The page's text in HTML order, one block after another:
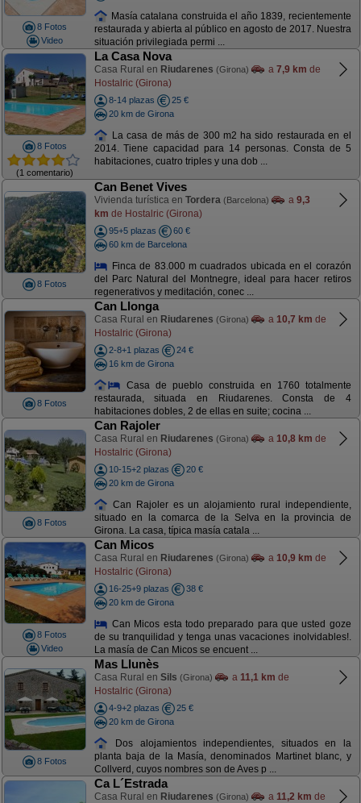
8 Fotos
Video
Masía catalana construida el año 1839, recientemente
restaurada y abierta al público en agosto de 2017. Nuestra
situación privilegiada permi ...
8 Fotos
(1 comentario)
La Casa Nova
Casa Rural en Riudarenes (Girona) a 7,9 km de
Hostalric (Girona)
8-14 plazas
25 €
20 km de Girona
La casa de más de 300 m2 ha sido restaurada en el
2014. Tiene capacidad para 14 personas. Consta de 5
habitaciones, cuatro triples y una dob ...
8 Fotos
Can Benet Vives
Vivienda turística en Tordera (Barcelona) a 9,3
km de Hostalric (Girona)
95+5 plazas
60 €
60 km de Barcelona
Finca de 83.000 m cuadrados ubicada en el corazón
del Parc Natural del Montnegre, ideal para hacer retiros
regenerativos y meditación, conec ...
8 Fotos
Can Llonga
Casa Rural en Riudarenes (Girona) a 10,7 km de
Hostalric (Girona)
2-8+1 plazas
24 €
16 km de Girona
Casa de pueblo construida en 1760 totalmente
restaurada, situada en Riudarenes. Consta de 4
habitaciones dobles, 2 de ellas en suite; cocina ...
8 Fotos
Can Rajoler
Casa Rural en Riudarenes (Girona) a 10,8 km de
Hostalric (Girona)
10-15+2 plazas
20 €
20 km de Girona
Can Rajoler es un alojamiento rural independiente,
situado en la comarca de la Selva en la provincia de
Girona. La casa, típica masía catala ...
8 Fotos
Video
Can Micos
Casa Rural en Riudarenes (Girona) a 10,9 km de
Hostalric (Girona)
16-25+9 plazas
38 €
20 km de Girona
Can Micos esta todo preparado para que usted goze
de su tranquilidad y tenga unas vacaciones inolvidables!.
La masía de Can Micos se encuent ...
8 Fotos
Mas Llunès
Casa Rural en Sils (Girona) a 11,1 km de
Hostalric (Girona)
4-9+2 plazas
25 €
20 km de Girona
Dos alojamientos independientes, situados en la
planta baja de la Masía, denominados Martinet blanc, y
Collverd, cuyos nombres son de Aves p ...
Ca L´Estrada
Casa Rural en Riudarenes (Girona) a 11,2 km de